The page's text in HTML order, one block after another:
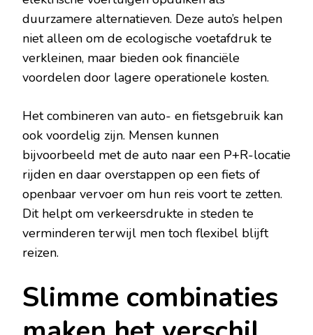
duurzamere alternatieven. Deze auto’s helpen
niet alleen om de ecologische voetafdruk te
verkleinen, maar bieden ook financiële
voordelen door lagere operationele kosten.
Het combineren van auto- en fietsgebruik kan
ook voordelig zijn. Mensen kunnen
bijvoorbeeld met de auto naar een P+R-locatie
rijden en daar overstappen op een fiets of
openbaar vervoer om hun reis voort te zetten.
Dit helpt om verkeersdrukte in steden te
verminderen terwijl men toch flexibel blijft
reizen.
Slimme combinaties